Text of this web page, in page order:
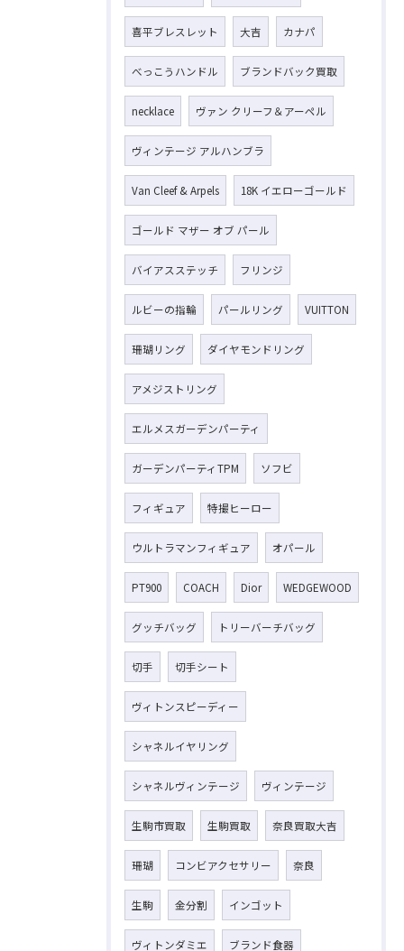
喜平ブレスレット 大吉 カナパ
べっこうハンドル ブランドバック買取
necklace ヴァン クリーフ＆アーペル
ヴィンテージ アルハンブラ
Van Cleef & Arpels 18K イエローゴールド
ゴールド マザー オブ パール
バイアスステッチ フリンジ
ルビーの指輪 パールリング VUITTON
珊瑚リング ダイヤモンドリング
アメジストリング
エルメスガーデンパーティ
ガーデンパーティTPM ソフビ
フィギュア 特撮ヒーロー
ウルトラマンフィギュア オパール
PT900 COACH Dior WEDGEWOOD
グッチバッグ トリーバーチバッグ
切手 切手シート
ヴィトンスピーディー
シャネルイヤリング
シャネルヴィンテージ ヴィンテージ
生駒市買取 生駒買取 奈良買取大吉
珊瑚 コンビアクセサリー 奈良
生駒 金分割 インゴット
ヴィトンダミエ ブランド食器
お気軽にお問い合わせください